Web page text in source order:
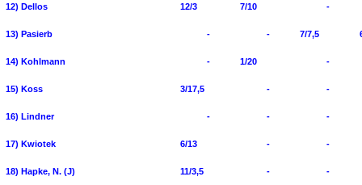
12) Dellos 12/3 7/10 -
13) Pasierb - - 7/7,5
14) Kohlmann - 1/20 -
15) Koss 3/17,5 - -
16) Lindner - - -
17) Kwiotek 6/13 - -
18) Hapke, N. (J) 11/3,5 - -